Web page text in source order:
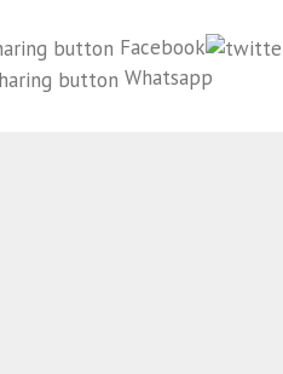
Facebook
Whatsapp